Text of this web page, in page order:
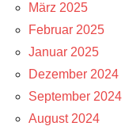
März 2025
Februar 2025
Januar 2025
Dezember 2024
September 2024
August 2024